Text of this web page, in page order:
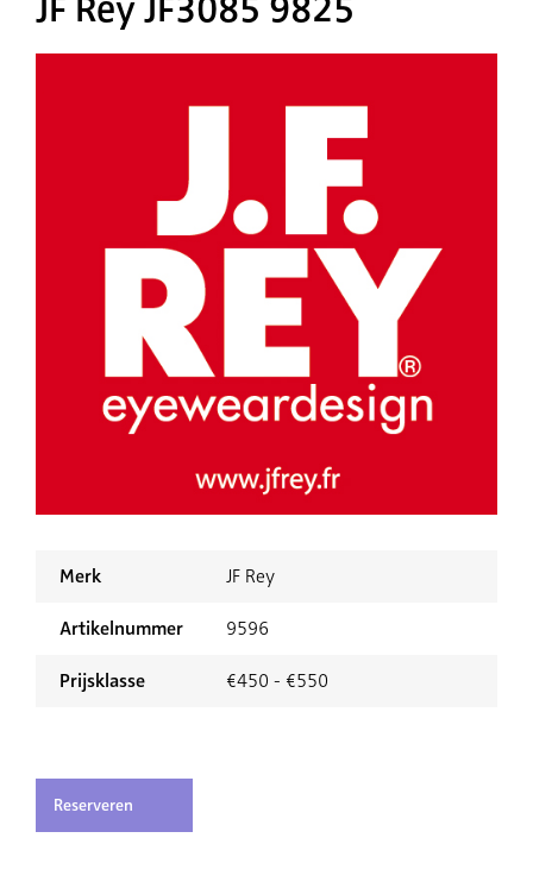
Merk JF Rey
Artikelnummer 9596
Prijsklasse €450 - €550
Reserveren